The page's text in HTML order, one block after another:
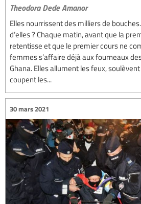
Theodora Dede Amanor
Elles nourrissent des milliers de
d’elles ? Chaque matin, avant que la
retentisse et que le premier cours ne
femmes s’affaire déjà aux fourneaux
Ghana. Elles allument les feux,
coupent les...
30 mars 2021